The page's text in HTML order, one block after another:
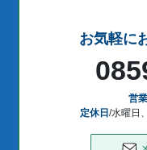
お気軽に
営
定休日 /水曜日